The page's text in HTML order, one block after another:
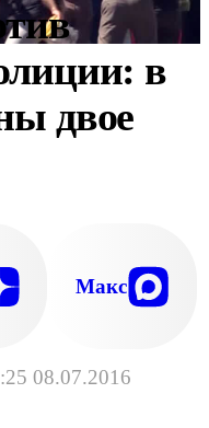
08.07.2016
в
двое
Макс